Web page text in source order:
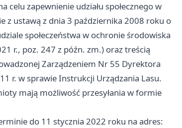
celu zapewnienie udziału społecznego w
z ustawą z dnia 3 października 2008 roku o
społeczeństwa w ochronie środowiska
r., poz. 247 z późn. zm.) oraz treścią
Zarządzeniem Nr 55 Dyrektora
r. w sprawie Instrukcji Urządzania Lasu.
mają możliwość przesyłania w formie
do 11 stycznia 2022 roku na adres: